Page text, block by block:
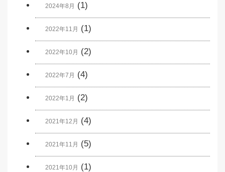
2024年8月 (1)
2022年11月 (1)
2022年10月 (2)
2022年7月 (4)
2022年1月 (2)
2021年12月 (4)
2021年11月 (5)
2021年10月 (1)